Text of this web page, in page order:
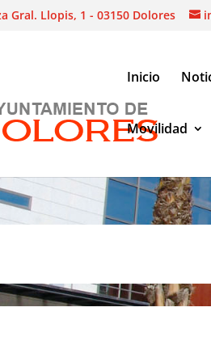
Gral. Llopis, 1 - 03150 Dolores
Inicio
Movilidad